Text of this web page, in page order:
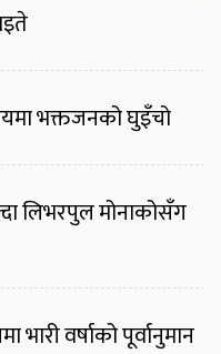
भक्तजनको घुइँचो
लिभरपुल मोनाकोसँग
वर्षाको पूर्वानुमान